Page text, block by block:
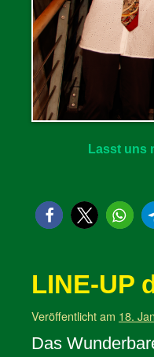
Lasst uns
LINE-UP
Veröffentlicht am 18.
Das